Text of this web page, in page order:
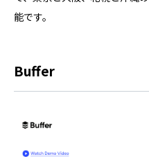
能です。
Buffer